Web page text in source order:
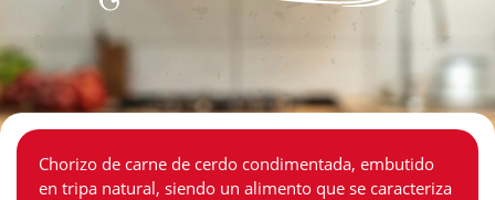
Chorizo de carne de cerdo condimentada, embutido
en tripa natural, siendo un alimento que se caracteriza